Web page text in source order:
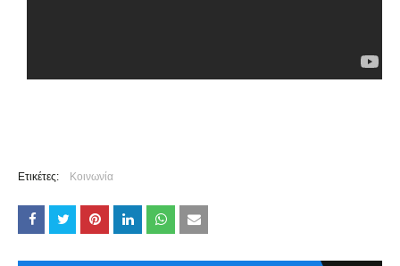
Ετικέτες: Κοινωνία